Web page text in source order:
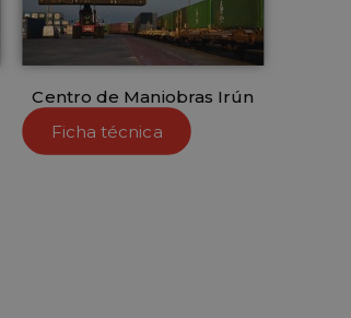
Centro de Maniobras Irún
Ficha técnica